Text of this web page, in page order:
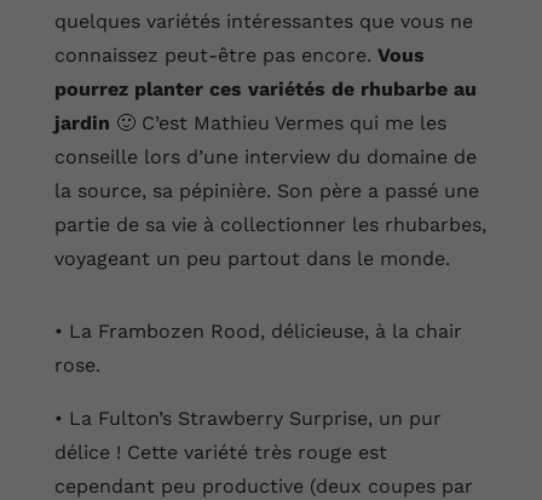
quelques variétés intéressantes que vous ne
connaissez peut-être pas encore. Vous
pourrez planter ces variétés de rhubarbe au
jardin 🙂 C’est Mathieu Vermes qui me les
conseille lors d’une interview du domaine de
la source, sa pépinière. Son père a passé une
partie de sa vie à collectionner les rhubarbes,
voyageant un peu partout dans le monde.
• La Frambozen Rood, délicieuse, à la chair
rose.
• La Fulton’s Strawberry Surprise, un pur
délice ! Cette variété très rouge est
cependant peu productive (deux coupes par